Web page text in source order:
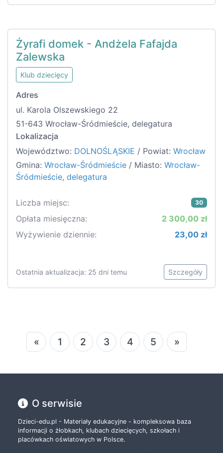
Żyrafi domek - Andżela Fafajda
Zalewska
Klub dziecięcy
Adres
ul. Karola Olszewskiego 22
51-643 Wrocław-Śródmieście, delegatura
Lokalizacja
Województwo: DOLNOŚLĄSKIE / Powiat: Wrocław
Gmina: Wrocław-Śródmieście / Miasto: Wrocław-
Śródmieście, delegatura
Liczba miejsc: 30
Opłata miesięczna:
2 300,00 zł
Wyżywienie dziennie:
23,00 zł
Ostatnia aktualizacja: 25 dni temu Szczegóły
« 1 2 3 4 5 »
O serwisie
Dzieci-edu.pl - Materiały edukacyjne - kompleksowa baza
informacji o żłobkach, klubach dziecięcych, szkołach i
placówkach oświatowych w Polsce.